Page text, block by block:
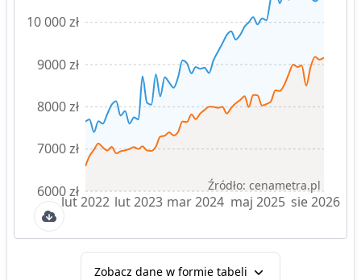
lut 2022 lut 2023 mar 2024 maj 2025 sie 2026
6000 zł
7000 zł
8000 zł
9000 zł
10 000 zł
Źródło: cenametra.pl
Zobacz dane w formie tabeli